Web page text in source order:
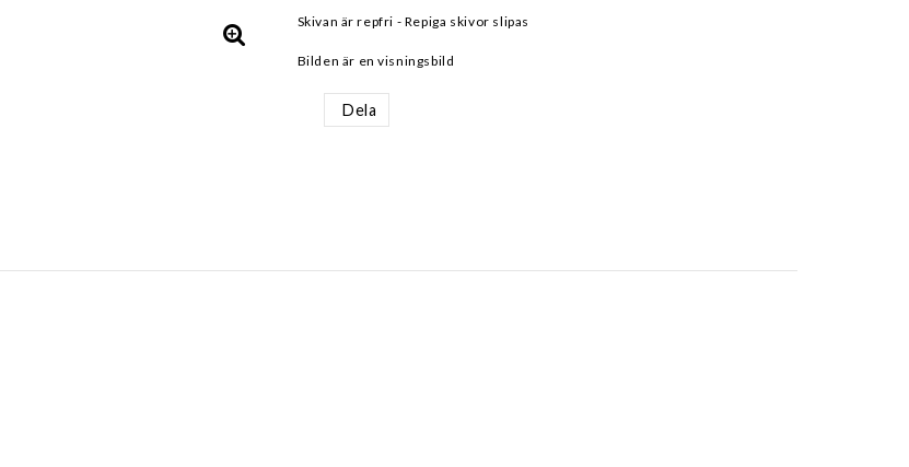
Skivan är repfri - Repiga skivor slipas
Bilden är en visningsbild
Dela